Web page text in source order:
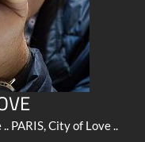
PARIS, City of Love ..